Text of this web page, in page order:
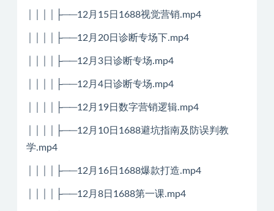
││││├──12月15日1688视觉营销.mp4
││││├──12月20日诊断专场下.mp4
││││├──12月3日诊断专场.mp4
││││├──12月4日诊断专场.mp4
││││├──12月19日数字营销逻辑.mp4
││││├──12月10日1688避坑指南及防误判教
学.mp4
││││├──12月16日1688爆款打造.mp4
││││├──12月8日1688第一课.mp4